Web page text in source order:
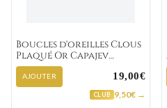
Boucles d'oreilles Clous
Plaqué Or Capajev
Zirconium
AJOUTER 19,00€
CLUB 9,50€ →